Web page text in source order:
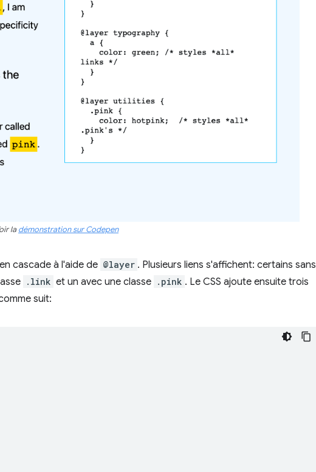
ladémonstration sur Codepen
cascade à l'aide de @layer . Plusieurs liens s'affichent: certains sans
.link et un avec une classe .pink . Le CSS ajoute ensuite trois
suit: